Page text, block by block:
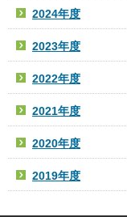
2024年度
2023年度
2022年度
2021年度
2020年度
2019年度